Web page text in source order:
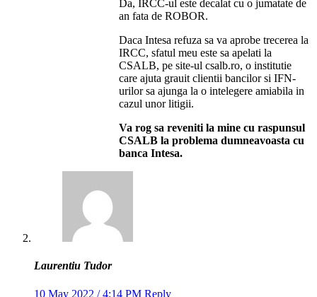
Da, IRCC-ul este decalat cu o jumatate de
an fata de ROBOR.
Daca Intesa refuza sa va aprobe trecerea la
IRCC, sfatul meu este sa apelati la
CSALB, pe site-ul csalb.ro, o institutie
care ajuta grauit clientii bancilor si IFN-
urilor sa ajunga la o intelegere amiabila in
cazul unor litigii.
Va rog sa reveniti la mine cu raspunsul
CSALB la problema dumneavoasta cu
banca Intesa.
Laurentiu Tudor
10 May 2022 / 4:14 PM Reply